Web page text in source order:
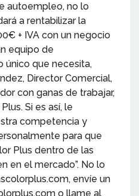
autoempleo, no lo
a rentabilizar la
+ IVA con un negocio
equipo de
único que necesita,
Director Comercial,
con ganas de trabajar,
Si es así, le
competencia y
para que
Plus dentro de las
en el mercado”. No lo
envíe un
o llame al